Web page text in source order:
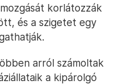
korlátozzák
és a szigetet egy
arról számoltak
a kipárolgó